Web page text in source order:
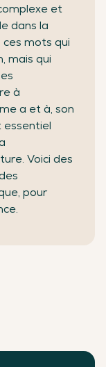
et
dans la
mots qui
mais qui
à
a et à, son
essentiel
Voici des
pour